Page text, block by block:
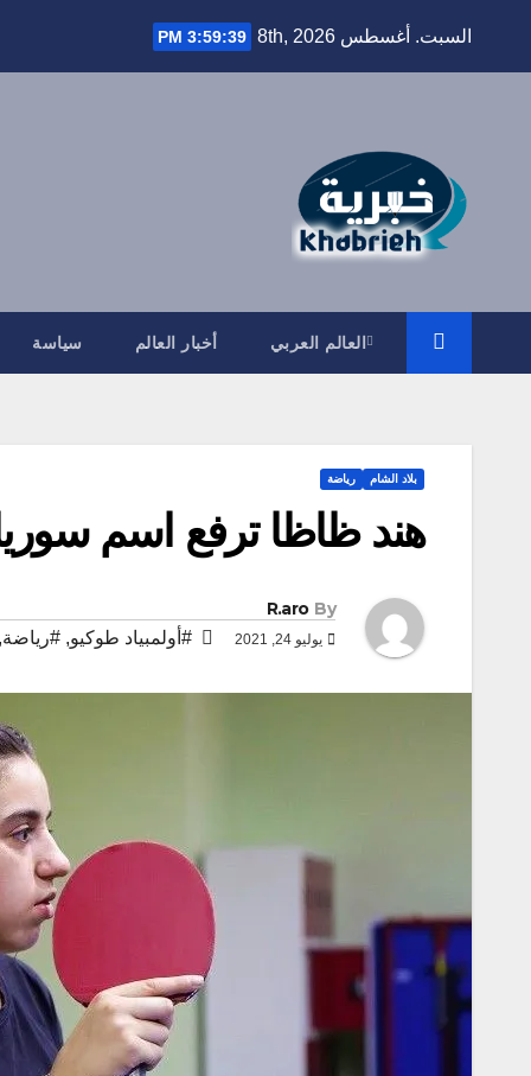
السبت. أغسطس 8th, 2026 3:59:39 PM
العالم العربي أخبار العالم سياسة
بلاد الشام رياضة
هند ظاظا ترفع اسم
By
R.aro
يوليو 24, 2021 #أولمبياد طوكيو, #رياضة,